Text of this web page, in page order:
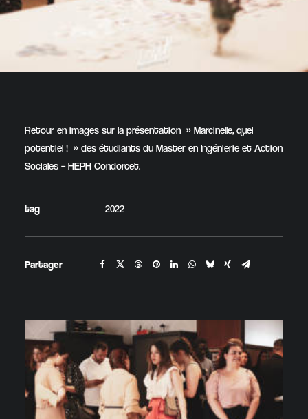
Retour en images sur la présentation » Marcinelle, quel
potentiel ! » des étudiants du Master en Ingénierie et Action
Sociales – HEPH Condorcet.
tag 2022
Partager